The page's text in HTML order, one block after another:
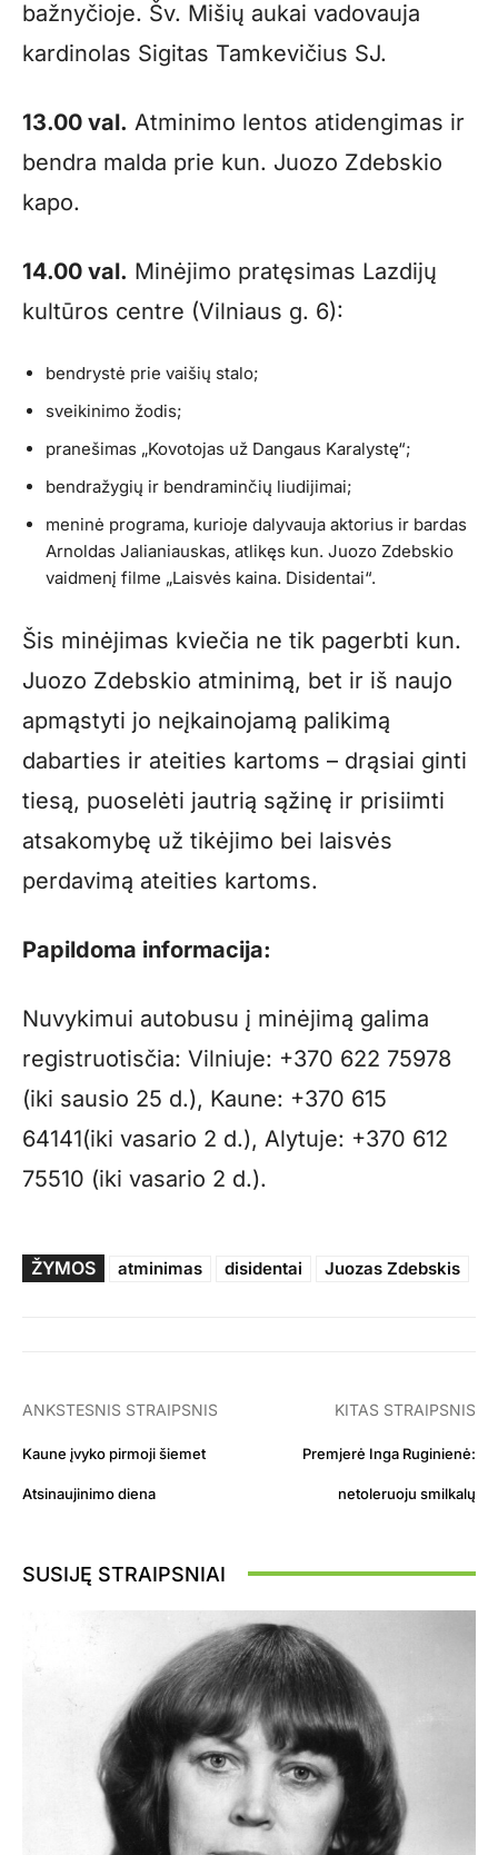
bažnyčioje. Šv. Mišių aukai vadovauja
kardinolas Sigitas Tamkevičius SJ.
13.00 val. Atminimo lentos atidengimas ir
bendra malda prie kun. Juozo Zdebskio
kapo.
14.00 val. Minėjimo pratęsimas Lazdijų
kultūros centre (Vilniaus g. 6):
bendrystė prie vaišių stalo;
sveikinimo žodis;
pranešimas „Kovotojas už Dangaus Karalystę“;
bendražygių ir bendraminčių liudijimai;
meninė programa, kurioje dalyvauja aktorius ir bardas
Arnoldas Jalianiauskas, atlikęs kun. Juozo Zdebskio
vaidmenį filme „Laisvės kaina. Disidentai“.
Šis minėjimas kviečia ne tik pagerbti kun.
Juozo Zdebskio atminimą, bet ir iš naujo
apmąstyti jo neįkainojamą palikimą
dabarties ir ateities kartoms – drąsiai ginti
tiesą, puoselėti jautrią sąžinę ir prisiimti
atsakomybę už tikėjimo bei laisvės
perdavimą ateities kartoms.
Papildoma informacija:
Nuvykimui autobusu į minėjimą galima
registruotisčia: Vilniuje: +370 622 75978
(iki sausio 25 d.), Kaune: +370 615
64141(iki vasario 2 d.), Alytuje: +370 612
75510 (iki vasario 2 d.).
ŽYMOS atminimas disidentai Juozas Zdebskis
ANKSTESNIS STRAIPSNIS
Kaune įvyko pirmoji šiemet
Atsinaujinimo diena
KITAS STRAIPSNIS
Premjerė Inga Ruginienė:
netoleruoju smilkalų
SUSIJĘ STRAIPSNIAI